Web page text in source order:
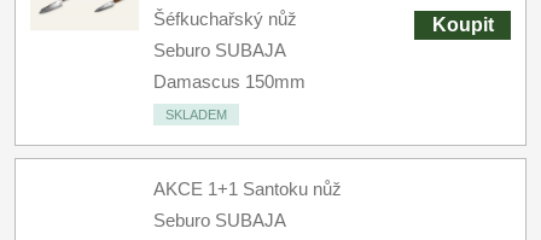
Šéfkuchařský nůž
Seburo SUBAJA
Damascus 150mm
SKLADEM
Koupit
AKCE 1+1 Santoku nůž
Seburo SUBAJA